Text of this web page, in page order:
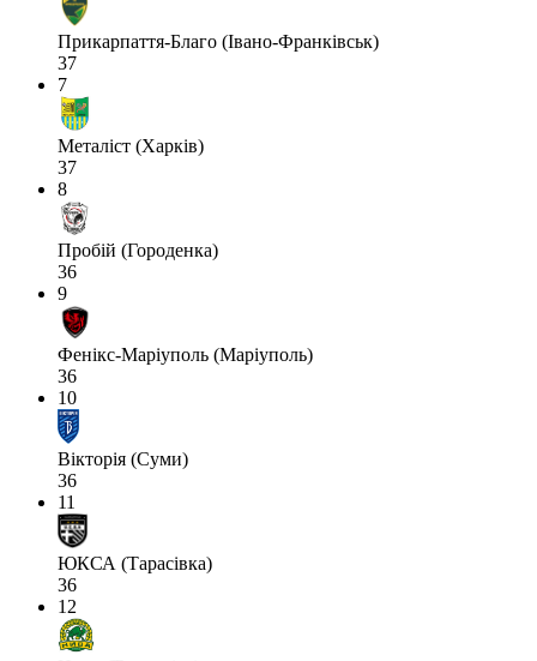
Прикарпаття-Благо (Івано-Франківськ)
37
7
Металіст (Харків)
37
8
Пробій (Городенка)
36
9
Фенікс-Маріуполь (Маріуполь)
36
10
Вікторія (Суми)
36
11
ЮКСА (Тарасівка)
36
12